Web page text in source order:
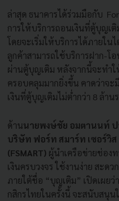
ล่าสุด ธนาคารได้ร่วมมือกับ
การให้บริการถอนเงินที่ตู้บุญเติ
โดยจะเริ่มให้บริการได้ภายใน
ลูกค้าสามารถใช้บริการฝาก-โ
ผ่านตู้บุญเติม หลังจากนี้จะทำ
ครอบคลุมมากยิ่งขึ้น คาดว่าจะ
เงินที่ตู้บุญเติมไม่ต่ำกว่า 8 ล้าน
ด้านนายพงษ์ชัย อมตานนท์ ป
บริษัท ฟอร์ท สมาร์ท เซอร์วิ
(FSMART) ผู้นำเครือข่ายช่อง
เงินครบวงจร ใช้งานง่าย สะด
ภายใต้ชื่อ “บุญเติม” เปิดเผย
กสิกรไทยในครั้งนี้ จะสนับสนุ